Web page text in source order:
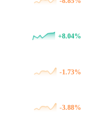
+8.04%
-1.73%
-3.88%